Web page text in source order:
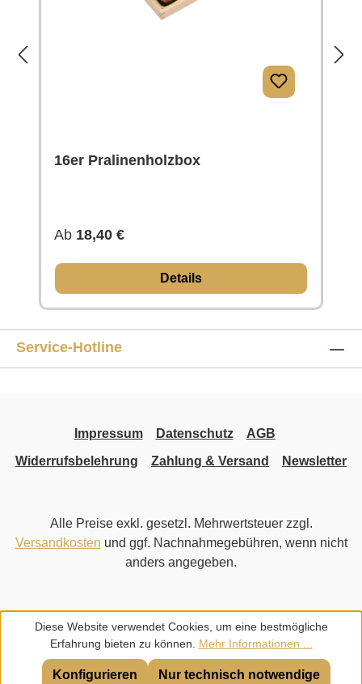
16er Pralinenholzbox
Regulärer Preis:
Ab 18,40 €
Details
Service-Hotline
Impressum Datenschutz
AGB
Widerrufsbelehrung
Zahlung & Versand Newsletter
Alle Preise exkl. gesetzl. Mehrwertsteuer zzgl.
Versandkosten und ggf. Nachnahmegebühren, wenn nicht
anders angegeben.
Diese Website verwendet Cookies, um eine bestmögliche
Erfahrung bieten zu können. Mehr Informationen ...
Nur technisch notwendige
Konfigurieren